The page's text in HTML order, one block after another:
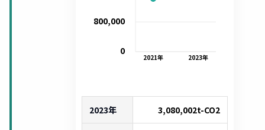
2021年 2023年
0
800,000
2023年 3,080,002t-CO2